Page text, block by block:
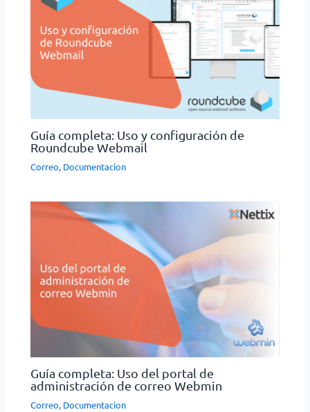
Guía completa: Uso y configuración de
Roundcube Webmail
Correo, Documentacion
Guía completa: Uso del portal de
administración de correo Webmin
Correo, Documentacion